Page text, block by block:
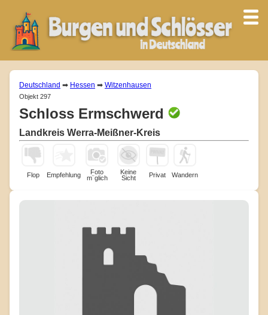
Deutschland ➡ Hessen ➡ Witzenhausen
Objekt 297
Schloss Ermschwerd
Landkreis Werra-Meißner-Kreis
Flop Empfehlung
Foto
m¨glich
Keine
Sicht
Privat Wandern